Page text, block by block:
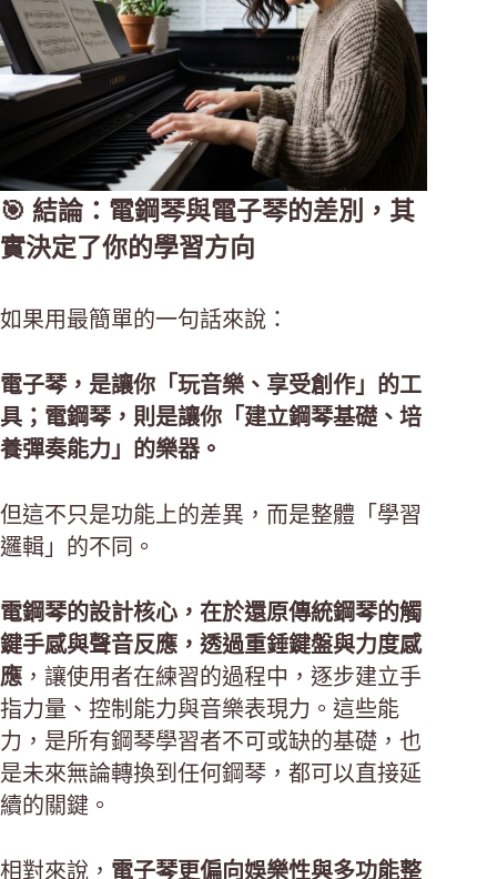
🎯 結論：電鋼琴與電子琴的差別，其
實決定了你的學習方向
如果用最簡單的一句話來說：
電子琴，是讓你「玩音樂、享受創作」的工
具；電鋼琴，則是讓你「建立鋼琴基礎、培
養彈奏能力」的樂器。
但這不只是功能上的差異，而是整體「學習
邏輯」的不同。
電鋼琴的設計核心，在於還原傳統鋼琴的觸
鍵手感與聲音反應，透過重錘鍵盤與力度感
應 ，讓使用者在練習的過程中，逐步建立手
指力量、控制能力與音樂表現力。這些能
力，是所有鋼琴學習者不可或缺的基礎，也
是未來無論轉換到任何鋼琴，都可以直接延
續的關鍵。
相對來說， 電子琴更偏向娛樂性與多功能整